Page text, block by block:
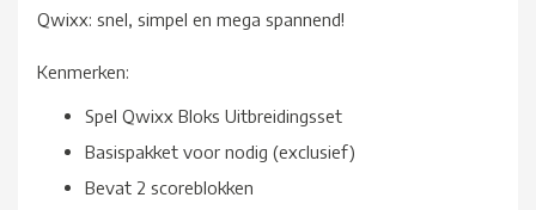
Qwixx: snel, simpel en mega spannend!
Kenmerken:
Spel Qwixx Bloks Uitbreidingsset
Basispakket voor nodig (exclusief)
Bevat 2 scoreblokken